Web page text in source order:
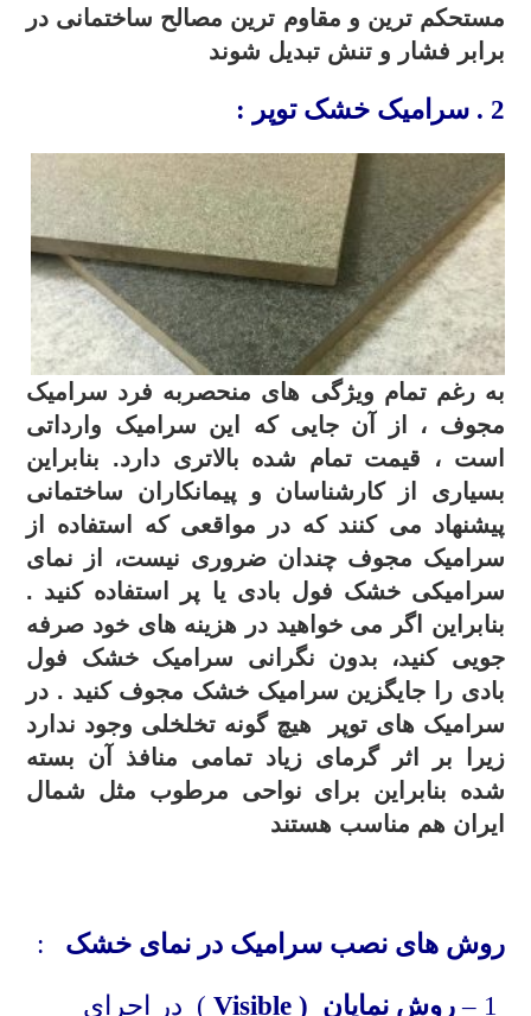
مستحکم ترین و مقاوم ترین مصالح ساختمانی در
برابر فشار و تنش تبدیل شوند
2 . سرامیک خشک توپر :
به رغم تمام ویژگی های منحصربه فرد سرامیک
مجوف ، از آن جایی که این سرامیک وارداتی
است ، قیمت تمام شده بالاتری دارد. بنابراین
بسیاری از کارشناسان و پیمانکاران ساختمانی
پیشنهاد می کنند که در مواقعی که استفاده از
سرامیک مجوف چندان ضروری نیست، از نمای
سرامیکی خشک فول بادی یا پر استفاده کنید .
بنابراین اگر می خواهید در هزینه های خود صرفه
جویی کنید، بدون نگرانی سرامیک خشک فول
بادی را جایگزین سرامیک خشک مجوف کنید . در
سرامیک های توپر هیچ گونه تخلخلی وجود ندارد
زیرا بر اثر گرمای زیاد تمامی منافذ آن بسته
شده بنابراین برای نواحی مرطوب مثل شمال
ایران هم مناسب هستند
روش های نصب سرامیک در نمای خشک :
روش نمایان (Visible ) در اجرای